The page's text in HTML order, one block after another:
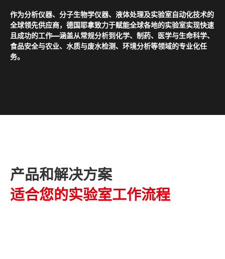
作为分析仪器、分子生物学仪器、液体处理及实验室自动化技术的
全球领先供应商，德国耶拿致力于赋能全球各地的实验室实现快速
且成功的工作——涵盖从常规分析到化学、制药、医学与生命科学、
食品安全与农业、水质与废水检测、环境分析等领域的专业化任
务。
产品和解决方案
适合您的实验室工作流程